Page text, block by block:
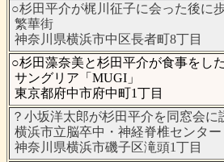
○杉田平介が梶川征子に会った後に
繁華街
神奈川県横浜市中区長者町8丁目
○杉田藻奈美と杉田平介が食事をし
サングリア「MUGI」
東京都府中市府中町1丁目
？小坂洋太郎が杉田平介を同窓会に
横浜市立脳卒中・神経脊椎センター
神奈川県横浜市磯子区滝頭1丁目